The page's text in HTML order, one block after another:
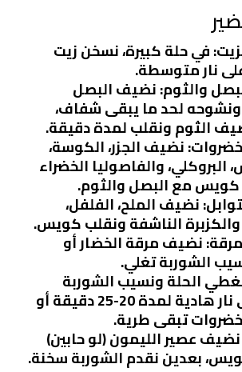
: في حلة كبيرة، نسخن زيت
نار متوسطة.
والثوم: نضيف البصل
ونشوحه لحد ما يبقى شفاف،
الثوم ونقلب لمدة دقيقة.
: نضيف الجزر، الكوسة،
البروكلي، والفاصوليا الخضراء
كويس مع البصل والثوم.
: نضيف الملح، الفلفل،
الناشفة ونقلب كويس.
: نضيف مرقة الخضار أو
الشوربة تغلي.
الحلة ونسيب الشوربة
تطبخ على نار هادية لمدة 20-25 دقيقة أو
تبقى طرية.
عصير الليمون (لو حابين)
بعدين نقدم الشوربة سخنة.